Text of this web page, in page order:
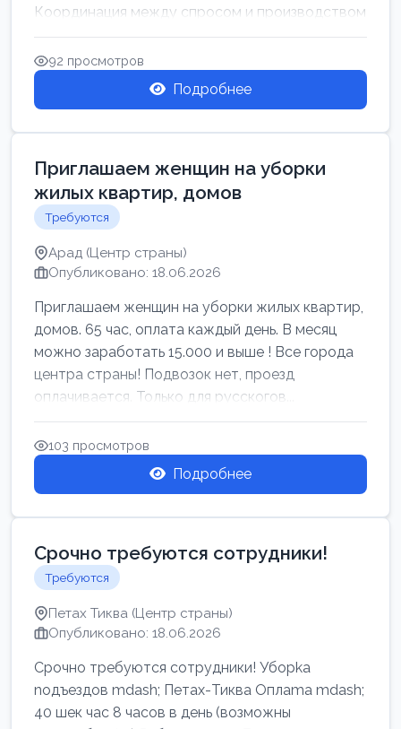
Координация между спросом и производством
для обеспечения своевр...
92 просмотров
Подробнее
Приглашаем женщин на уборки
жилых квартир, домов
Требуются
Арад (Центр страны)
Опубликовано: 18.06.2026
Приглашаем женщин на уборки жилых квартир,
домов. 65 час, оплата каждый день. В месяц
можно заработать 15.000 и выше ! Все города
центра страны! Подвозок нет, проезд
оплачивается. Только для русскогов...
103 просмотров
Подробнее
Срочно требуются сотрудники!
Требуются
Петах Тиква (Центр страны)
Опубликовано: 18.06.2026
Срочно требуются сотрудники! Убоpkа
noдъездов mdash; Петах-Тиква Оплаma mdash;
40 шек час 8 часов в день (возможны